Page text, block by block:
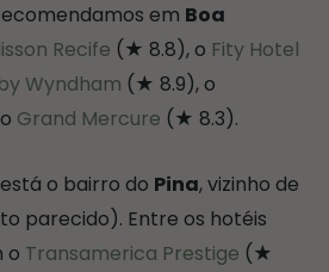
em Boa
Recife (★ 8.8), o Fity Hotel
Wyndham (★ 8.9), o
Grand Mercure (★ 8.3).
o bairro do Pina, vizinho de
parecido). Entre os hotéis
o Transamerica Prestige (★